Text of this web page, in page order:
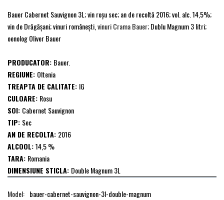
Bauer Cabernet Sauvignon 3L; vin roşu sec; an de recoltă 2016; vol. alc. 14,5%;
vin de Drăgăşani; vinuri româneşti, vinuri Crama Bauer;Dublu Magnum 3 litri;
oenolog Oliver Bauer
PRODUCATOR: Bauer.
REGIUNE: Oltenia
TREAPTA DE CALITATE: IG
CULOARE: Rosu
SOI: Cabernet Sauvignon
TIP: Sec
AN DE RECOLTA: 2016
ALCOOL:14,5 %
TARA: Romania
DIMENSIUNE STICLA: Double Magnum 3L
Model: bauer-cabernet-sauvignon-3l-double-magnum